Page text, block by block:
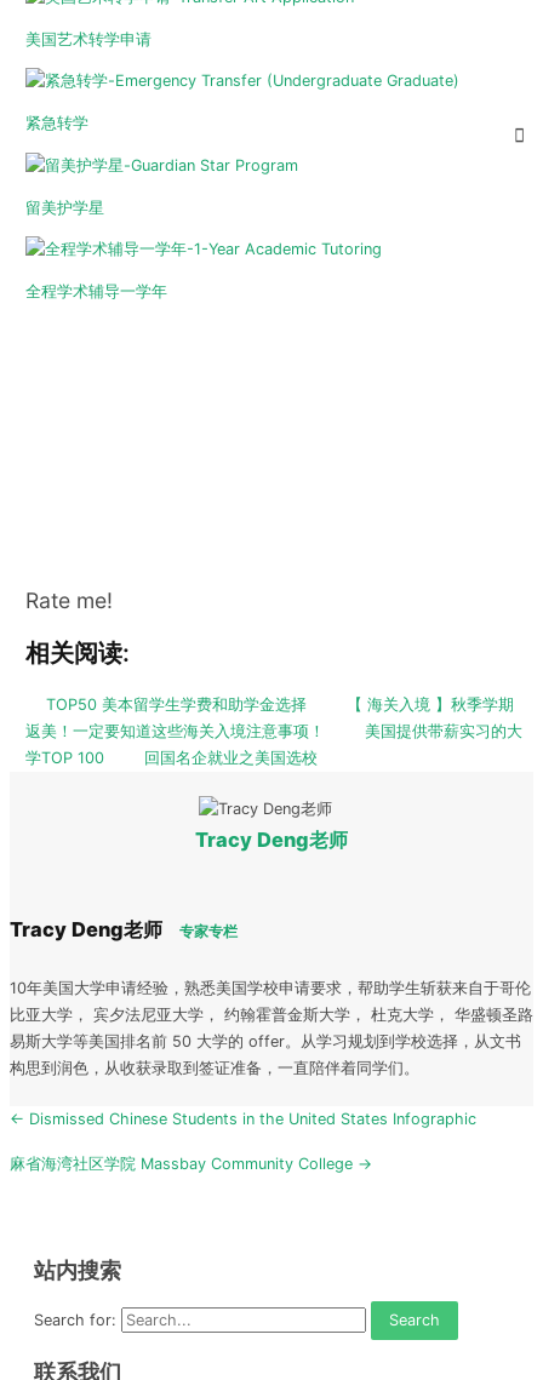
美国艺术转学申请
紧急转学
留美护学星
全程学术辅导一学年
Rate me!
相关阅读:
TOP50 美本留学生学费和助学金选择
【 海关入境 】秋季学期
返美！一定要知道这些海关入境注意事项！
美国提供带薪实习的大
学TOP 100
回国名企就业之美国选校
Tracy Deng老师
Tracy Deng老师 专家专栏
10年美国大学申请经验，熟悉美国学校申请要求，帮助学生斩获来自于哥伦
比亚大学， 宾夕法尼亚大学， 约翰霍普金斯大学， 杜克大学， 华盛顿圣路
易斯大学等美国排名前 50 大学的 offer。从学习规划到学校选择，从文书
构思到润色，从收获录取到签证准备，一直陪伴着同学们。
Post
← Dismissed Chinese Students in the United States Infographic
麻省海湾社区学院 Massbay Community College →
站内搜索
Search for:
联系我们